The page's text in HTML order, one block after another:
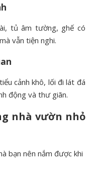
tủ âm tường, ghế có
vẫn tiện nghi.
cảnh khô, lối đi lát đá
động và thư giãn.
nhà vườn nhỏ
bạn nên nắm được khi